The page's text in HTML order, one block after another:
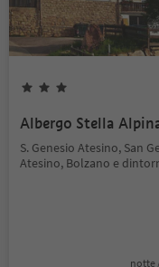
Albergo Stella
S. Genesio Atesino, San
Atesino, Bolzano e
notte